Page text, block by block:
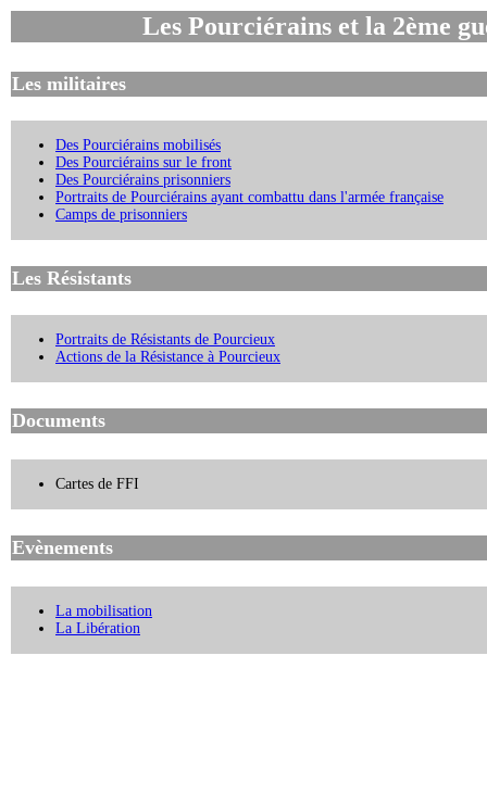
Les Pourciérains et la 2ème
Les militaires
Des Pourciérains mobilisés
Des Pourciérains sur le front
Des Pourciérains prisonniers
Portraits de Pourciérains ayant combattu dans l'armée française
Camps de prisonniers
Les Résistants
Portraits de Résistants de Pourcieux
Actions de la Résistance à Pourcieux
Documents
Cartes de FFI
Evènements
La mobilisation
La Libération